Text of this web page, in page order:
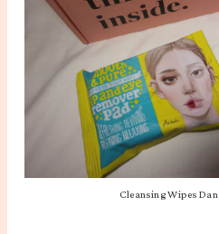
Cleansing Wipes